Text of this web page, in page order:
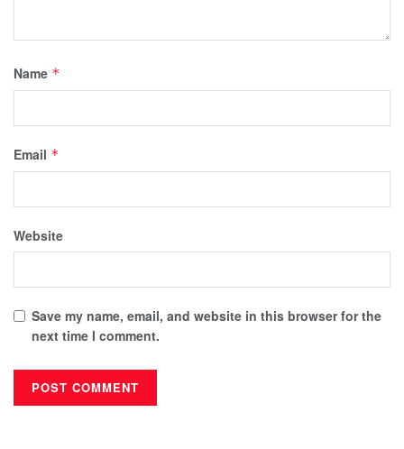
Name *
Email *
Website
Save my name, email, and website in this browser for the
next time I comment.